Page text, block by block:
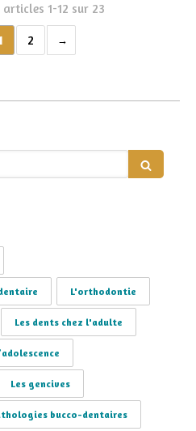
1-12 sur 23
2
L'orthodontie
Les dents chez l'adulte
Les gencives
bucco-dentaires